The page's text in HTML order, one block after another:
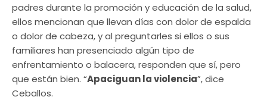
padres durante la promoción y educación de la salud,
ellos mencionan que llevan días con dolor de espalda
o dolor de cabeza, y al preguntarles si ellos o sus
familiares han presenciado algún tipo de
enfrentamiento o balacera, responden que sí, pero
que están bien. “Apaciguan la violencia”, dice
Ceballos.